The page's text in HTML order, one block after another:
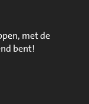
met de
bent!